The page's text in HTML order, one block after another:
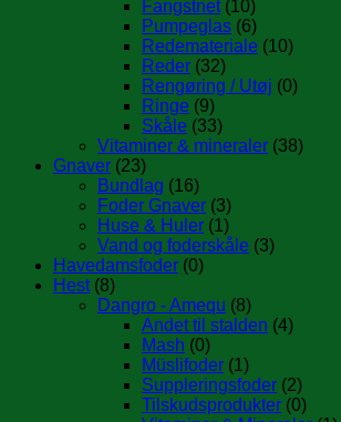
Fangstnet (10)
Pumpeglas (6)
Redemateriale (10)
Reder (32)
Rengøring / Utøj (0)
Ringe (9)
Skåle (33)
Vitaminer & mineraler (38)
Gnaver (23)
Bundlag (16)
Foder Gnaver (3)
Huse & Huler (1)
Vand og foderskåle (3)
Havedamsfoder (0)
Hest (8)
Dangro - Amequ (8)
Andet til stalden (4)
Mash (0)
Müslifoder (1)
Suppleringsfoder (2)
Tilskudsprodukter (0)